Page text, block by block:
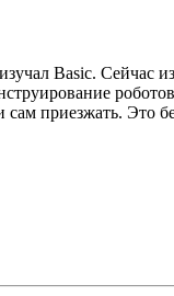
Basic. Cейчас
приезжать. Это